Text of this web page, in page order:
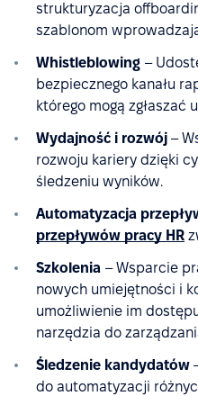
strukturyzacja
szablonom
Whistleblowing –
bezpiecznego kanału
którego mogą zgłaszać
Wydajność i rozwój –
rozwoju kariery dzięki
śledzeniu wyników.
Automatyzacja
przepływów pracy HR
Szkolenia – Wsparcie
nowych umiejętności i
umożliwienie im
narzędzia do
Śledzenie kandydatów
do automatyzacji